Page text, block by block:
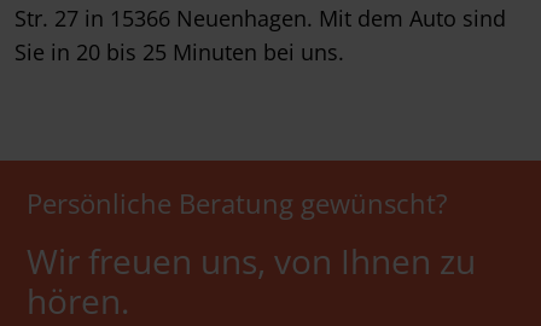
Str. 27 in 15366 Neuenhagen. Mit dem Auto sind
Sie in 20 bis 25 Minuten bei uns.
Persönliche Beratung gewünscht?
Wir freuen uns, von Ihnen zu
hören.